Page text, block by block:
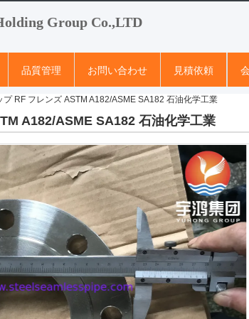
Group Co.,LTD
品質管理 お問い合わせ 見積依頼
プ RF フレンズ ASTM A182/ASME SA182 石油化学工業
A182/ASME SA182 石油化学工業